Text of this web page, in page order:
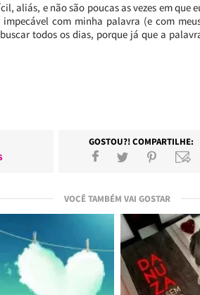
aliás, e não são poucas as vezes em que
com minha palavra (e com
todos os dias, porque já que a
GOSTOU?! COMPARTILHE:
VOCÊ TAMBÉM VAI GOSTAR